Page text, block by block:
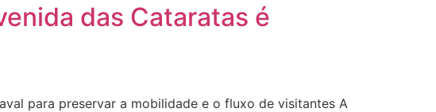
das Cataratas é
para preservar a mobilidade e o fluxo de visitantes A